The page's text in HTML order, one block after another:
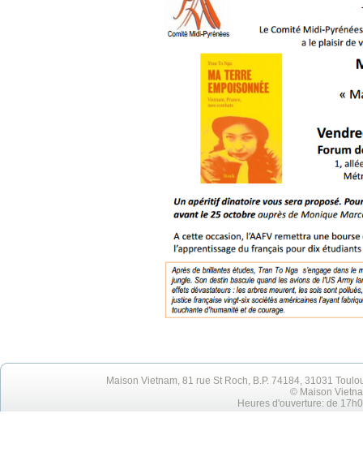
Maison Vietnam, 81 rue St Roch, B.P. 74184, 31031
© Maison
Heures d'ouverture: de